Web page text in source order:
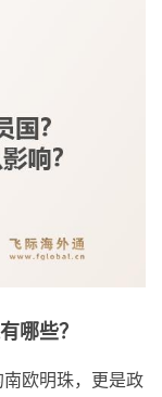
哪些？
欧明珠，更是政